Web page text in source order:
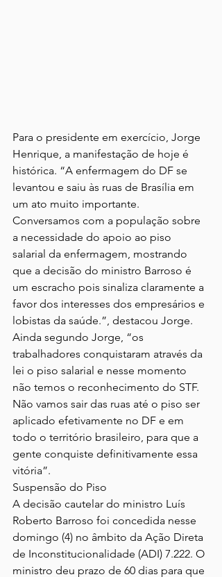
Para o presidente em exercício, Jorge
Henrique, a manifestação de hoje é
histórica. “A enfermagem do DF se
levantou e saiu às ruas de Brasília em
um ato muito importante.
Conversamos com a população sobre
a necessidade do apoio ao piso
salarial da enfermagem, mostrando
que a decisão do ministro Barroso é
um escracho pois sinaliza claramente a
favor dos interesses dos empresários e
lobistas da saúde.”, destacou Jorge.
Ainda segundo Jorge, “os
trabalhadores conquistaram através da
lei o piso salarial e nesse momento
não temos o reconhecimento do STF.
Não vamos sair das ruas até o piso ser
aplicado efetivamente no DF e em
todo o território brasileiro, para que a
gente conquiste definitivamente essa
vitória”.
Suspensão do Piso
A decisão cautelar do ministro Luís
Roberto Barroso foi concedida nesse
domingo (4) no âmbito da Ação Direta
de Inconstitucionalidade (ADI) 7.222. O
ministro deu prazo de 60 dias para que